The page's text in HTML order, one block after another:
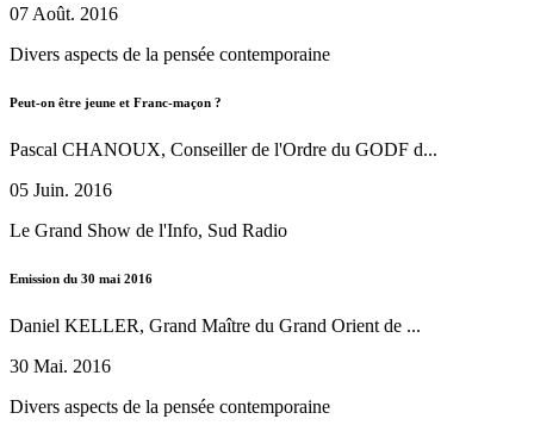
07 Août. 2016
Divers aspects de la pensée contemporaine
Peut-on être jeune et Franc-maçon ?
Pascal CHANOUX, Conseiller de l'Ordre du GODF d...
05 Juin. 2016
Le Grand Show de l'Info, Sud Radio
Emission du 30 mai 2016
Daniel KELLER, Grand Maître du Grand Orient de ...
30 Mai. 2016
Divers aspects de la pensée contemporaine